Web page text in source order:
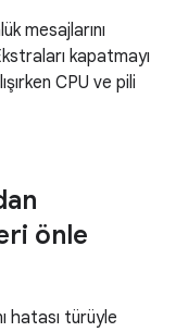
mesajlarını
kapatmayı
CPU ve pili
önle
hatası türüyle